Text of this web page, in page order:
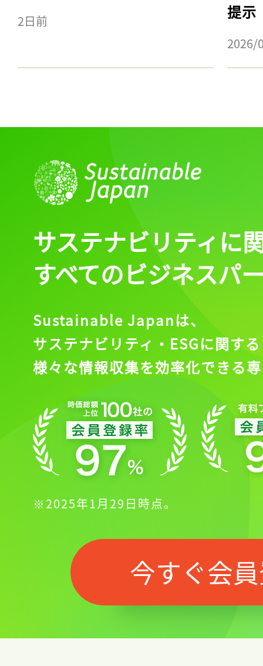
2日前
提示
2026/
記事をお気に入りに
ログインが必
ログイン
サステナビリティに
すべてのビジネスパ
Sustainable Japanは、
サステナビリティ・ESGに関する
様々な情報収集を効率化できる
※2025年1月29日時点。
今すぐ会